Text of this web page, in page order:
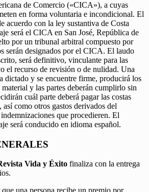
de Comercio («CICA»), a cuyas
en forma voluntaria e incondicional. El
acuerdo con la ley sustantiva de Costa
será el CICA en San José, República de
por un tribunal arbitral compuesto por
serán designados por el CICA. El laudo
será definitivo, vinculante para las
el recurso de revisión o de nulidad. Una
dictado y se encuentre firme, producirá los
y las partes deberán cumplirlo sin
cuál parte deberá pagar las costas
así como otros gastos derivados del
que procedieren. El
será conducido en idioma español.
Vida y Éxito finaliza con la entrega